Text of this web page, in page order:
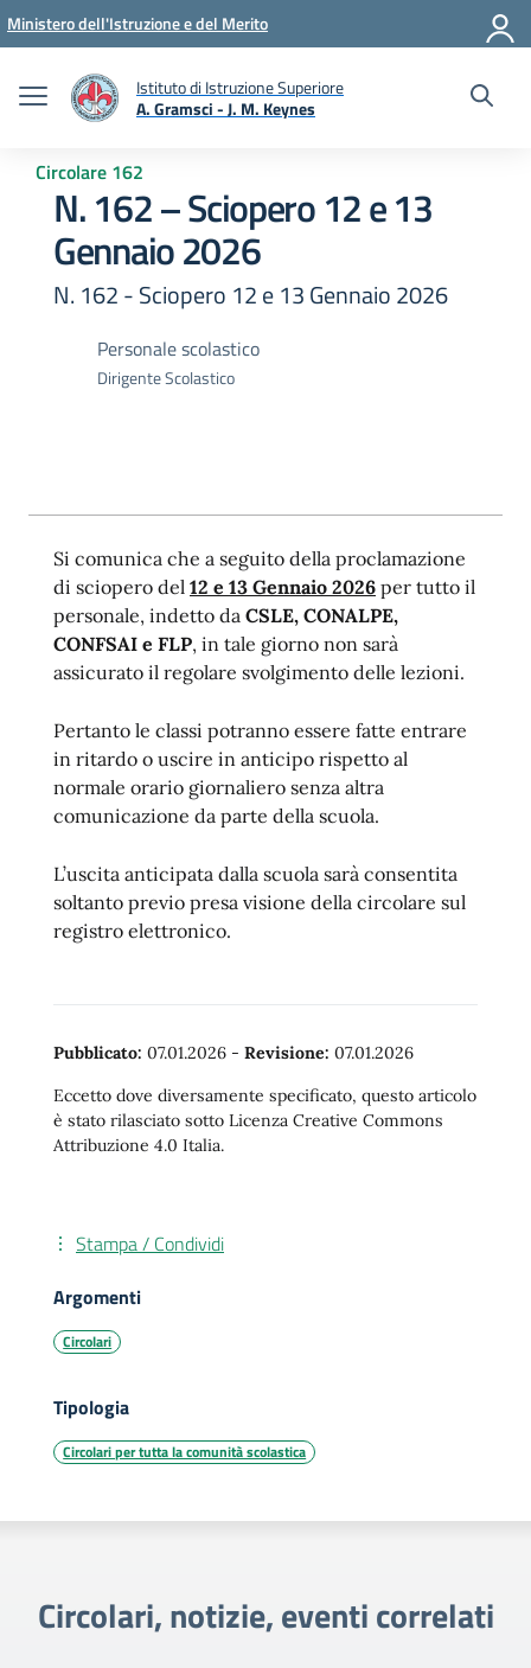
Vai ai contenuti
Vai al menu di navigazione
Vai al footer
Ministero dell'Istruzione e del Merito
Istituto di Istruzione Superiore
A. Gramsci - J. M. Keynes
Circolare 162
N. 162 – Sciopero 12 e 13
Gennaio 2026
N. 162 - Sciopero 12 e 13 Gennaio 2026
Personale scolastico
Dirigente Scolastico
Si comunica che a seguito della proclamazione
di sciopero del 12 e 13 Gennaio 2026 per tutto il
personale, indetto da CSLE, CONALPE,
CONFSAI e FLP, in tale giorno non sarà
assicurato il regolare svolgimento delle lezioni.
Pertanto le classi potranno essere fatte entrare
in ritardo o uscire in anticipo rispetto al
normale orario giornaliero senza altra
comunicazione da parte della scuola.
L’uscita anticipata dalla scuola sarà consentita
soltanto previo presa visione della circolare sul
registro elettronico.
Pubblicato: 07.01.2026 - Revisione: 07.01.2026
Eccetto dove diversamente specificato, questo articolo
è stato rilasciato sotto Licenza Creative Commons
Attribuzione 4.0 Italia.
Stampa / Condividi
Argomenti
Circolari
Tipologia
Circolari per tutta la comunità scolastica
Circolari, notizie, eventi correlati